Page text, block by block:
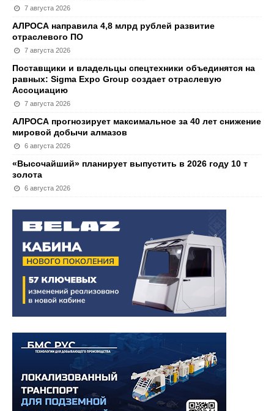
7 августа 2026
АЛРОСА направила 4,8 млрд рублей развитие
отраслевого ПО
7 августа 2026
Поставщики и владельцы спецтехники объединятся на
равных: Sigma Expo Group создает отраслевую
Ассоциацию
7 августа 2026
АЛРОСА прогнозирует максимальное за 40 лет снижение
мировой добычи алмазов
6 августа 2026
«Высочайший» планирует выпустить в 2026 году 10 т
золота
6 августа 2026